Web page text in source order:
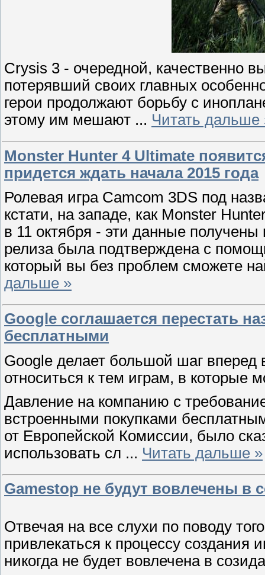
Crysis 3 - очередной, качественно
потерявший своих главных
герои продолжают борьбу с
этому им мешают ... Читать дальше
Monster Hunter 4 Ultimate
придется ждать начала 2015 года
Ролевая игра Camcom 3DS под
кстати, на западе, как Monster
в 11 октября - эти данные
релиза была подтверждена с
который вы без проблем сможете
дальше »
Google соглашается перестать
бесплатными
Google делает большой шаг вперед
относиться к тем играм, в которые
Давление на компанию с
встроенными покупками
от Европейской Комиссии, было
использовать сл ... Читать дальше »
Gamestop не будут вовлечены в
Отвечая на все слухи по поводу
привлекаться к процессу
никогда не будет вовлечена в